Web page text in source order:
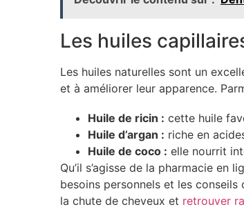
Les huiles
Les huiles naturelles sont un
et à améliorer leur apparence.
Huile de ricin : cette huile
Huile d’argan : riche en
Huile de coco : elle nourrit
Qu’il s’agisse de la pharmacie
besoins personnels et les
la chute de cheveux et retrouver